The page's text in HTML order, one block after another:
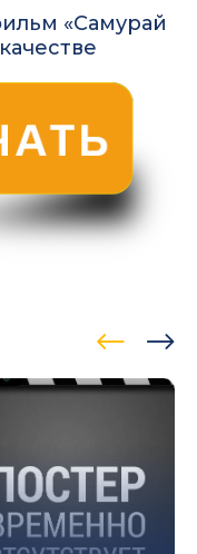
«Самурай